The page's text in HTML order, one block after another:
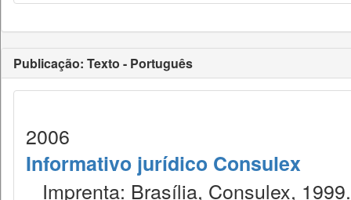
Publicação: Texto - Português
2006
Informativo jurídico Consulex
Imprenta: Brasília, Consulex, 1999.